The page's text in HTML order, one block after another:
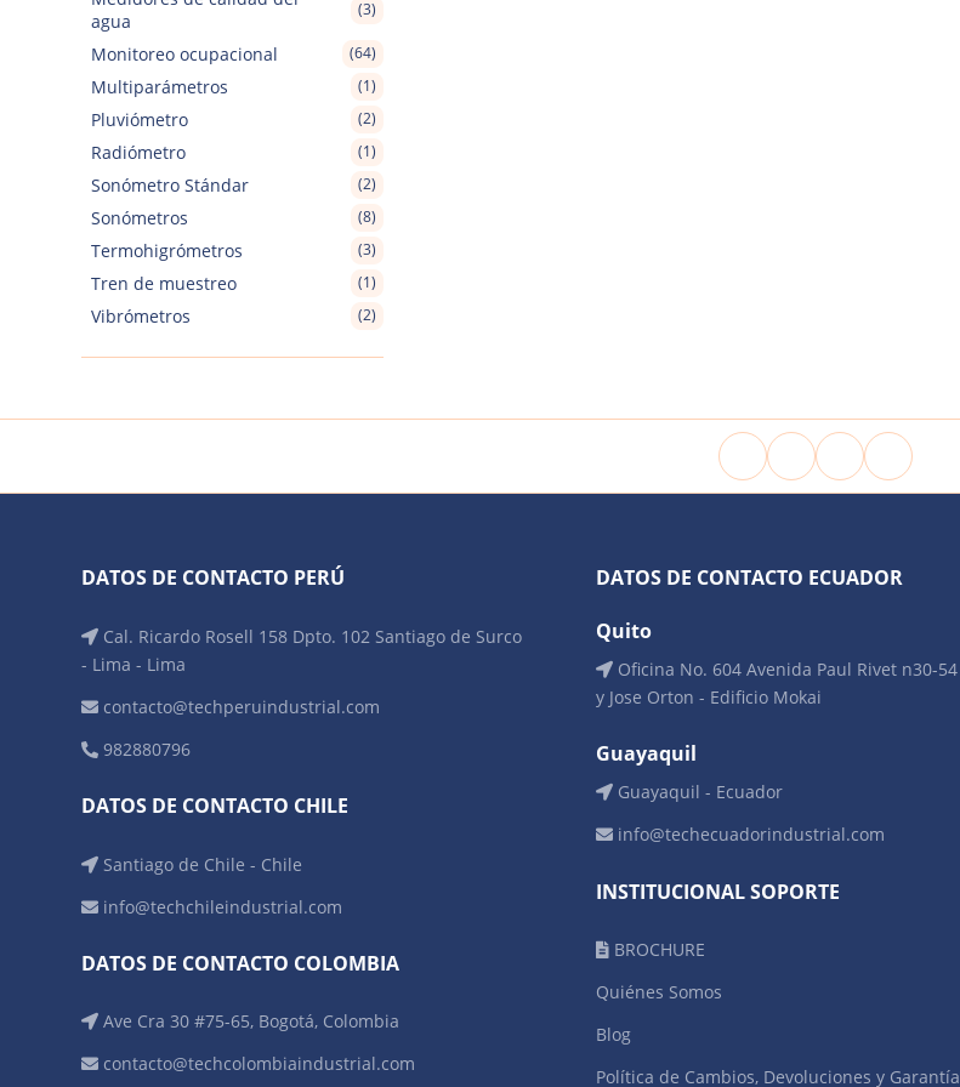
agua
(3)
Monitoreo ocupacional (64)
Multiparámetros (1)
Pluviómetro (2)
Radiómetro (1)
Sonómetro Stándar (2)
Sonómetros (8)
Termohigrómetros (3)
Tren de muestreo (1)
Vibrómetros (2)
DATOS DE CONTACTO PERÚ
Cal. Ricardo Rosell 158 Dpto. 102 Santiago de Surco
- Lima - Lima
contacto@techperuindustrial.com
982880796
DATOS DE CONTACTO CHILE
Santiago de Chile - Chile
info@techchileindustrial.com
DATOS DE CONTACTO COLOMBIA
Ave Cra 30 #75-65, Bogotá, Colombia
contacto@techcolombiaindustrial.com
DATOS DE CONTACTO ECUADOR
Quito
Oficina No. 604 Avenida Paul Rivet n30-54
y Jose Orton - Edificio Mokai
Guayaquil
Guayaquil - Ecuador
info@techecuadorindustrial.com
INSTITUCIONAL SOPORTE
BROCHURE
Quiénes Somos
Blog
Política de Cambios, Devoluciones y Garantía